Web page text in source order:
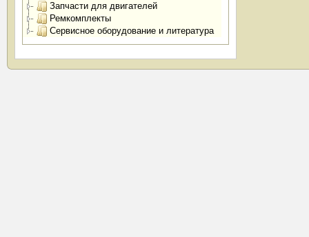
Запчасти для двигателей
Ремкомплекты
Сервисное оборудование и литература